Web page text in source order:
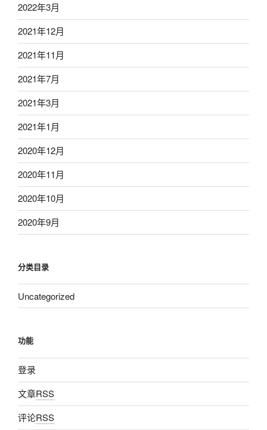
2022年3月
2021年12月
2021年11月
2021年7月
2021年3月
2021年1月
2020年12月
2020年11月
2020年10月
2020年9月
分类目录
Uncategorized
功能
登录
文章RSS
评论RSS